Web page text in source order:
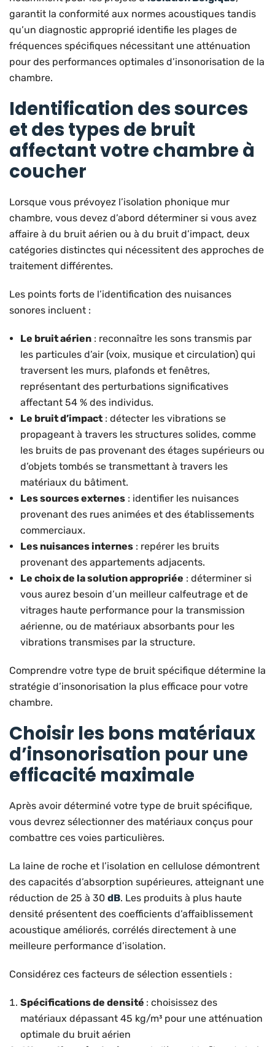
garantit la conformité aux normes acoustiques tandis
qu’un diagnostic approprié identifie les plages de
fréquences spécifiques nécessitant une atténuation
pour des performances optimales d’insonorisation de la
chambre.
Identification des sources
et des types de bruit
affectant votre chambre à
coucher
Lorsque vous prévoyez l’isolation phonique mur
chambre, vous devez d’abord déterminer si vous avez
affaire à du bruit aérien ou à du bruit d’impact, deux
catégories distinctes qui nécessitent des approches de
traitement différentes.
Les points forts de l’identification des nuisances
sonores incluent :
Le bruit aérien : reconnaître les sons transmis par
les particules d’air (voix, musique et circulation) qui
traversent les murs, plafonds et fenêtres,
représentant des perturbations significatives
affectant 54 % des individus.
Le bruit d’impact : détecter les vibrations se
propageant à travers les structures solides, comme
les bruits de pas provenant des étages supérieurs ou
d’objets tombés se transmettant à travers les
matériaux du bâtiment.
Les sources externes : identifier les nuisances
provenant des rues animées et des établissements
commerciaux.
Les nuisances internes : repérer les bruits
provenant des appartements adjacents.
Le choix de la solution appropriée : déterminer si
vous aurez besoin d’un meilleur calfeutrage et de
vitrages haute performance pour la transmission
aérienne, ou de matériaux absorbants pour les
vibrations transmises par la structure.
Comprendre votre type de bruit spécifique détermine la
stratégie d’insonorisation la plus efficace pour votre
chambre.
Choisir les bons matériaux
d’insonorisation pour une
efficacité maximale
Après avoir déterminé votre type de bruit spécifique,
vous devrez sélectionner des matériaux conçus pour
combattre ces voies particulières.
La laine de roche et l’isolation en cellulose démontrent
des capacités d’absorption supérieures, atteignant une
réduction de 25 à 30 dB. Les produits à plus haute
densité présentent des coefficients d’affaiblissement
acoustique améliorés, corrélés directement à une
meilleure performance d’isolation.
Considérez ces facteurs de sélection essentiels :
Spécifications de densité : choisissez des
matériaux dépassant 45 kg/m³ pour une atténuation
optimale du bruit aérien